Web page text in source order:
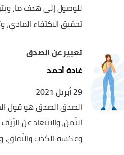
للوصول إلى هدف ما،
تحقيق الاكتفاء المادي،
تعبير عن الصدق
غادة أحمد
29 أبريل 2021
الصدق الصدق هو قول
الثّمن، والابتعاد عن الزّيف
وعكسه الكذب والنِّفاق،